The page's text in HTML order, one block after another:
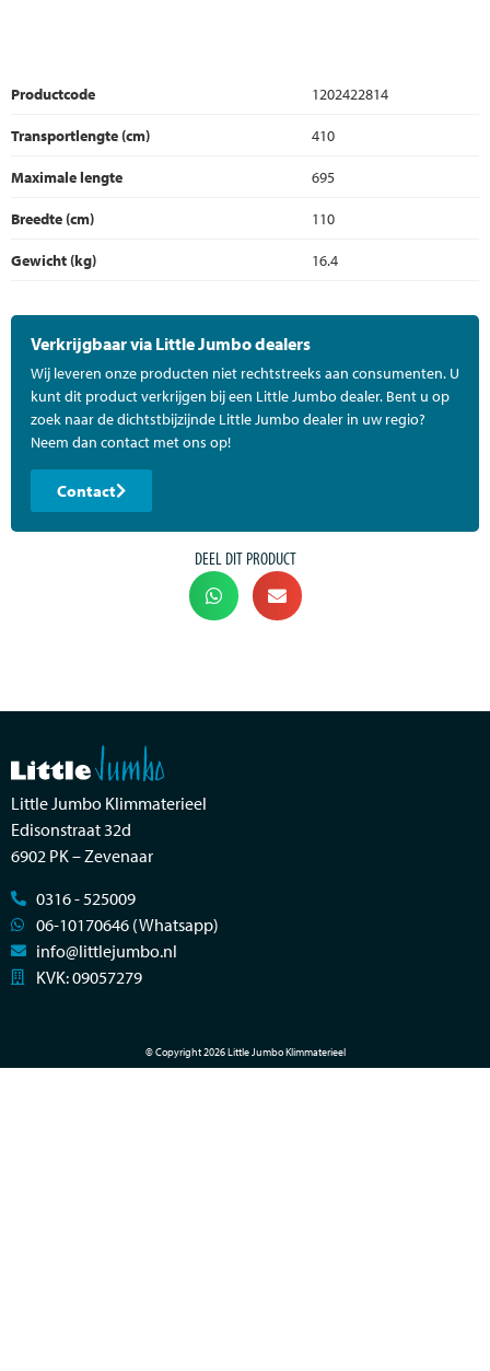
Productcode
1202422814
Transportlengte (cm)
410
Maximale lengte
695
Breedte (cm)
110
Gewicht (kg)
16.4
Verkrijgbaar via Little Jumbo dealers
Wij leveren onze producten niet rechtstreeks aan consumenten. U
kunt dit product verkrijgen bij een Little Jumbo dealer. Bent u op
zoek naar de dichtstbijzijnde Little Jumbo dealer in uw regio?
Neem dan contact met ons op!
Contact
DEEL DIT PRODUCT
Little Jumbo Klimmaterieel
Edisonstraat 32d
6902 PK – Zevenaar
0316 - 525009
06-10170646 (Whatsapp)
info@littlejumbo.nl
KVK: 09057279
© Copyright 2026 Little Jumbo Klimmaterieel